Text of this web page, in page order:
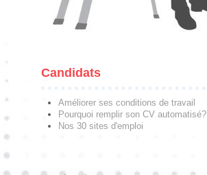
Candidats
Améliorer ses conditions de travail
Pourquoi remplir son CV automatisé?
Nos 30 sites d'emploi